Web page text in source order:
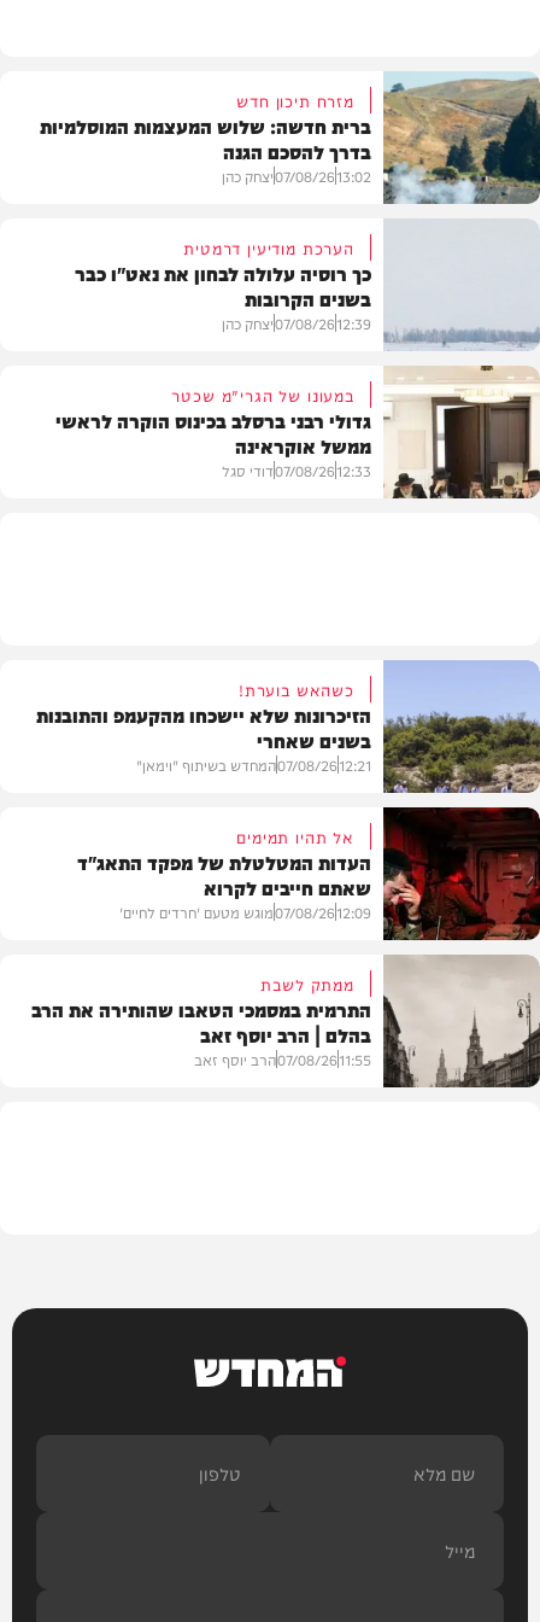
מזרח תיכון חדש
ברית חדשה: שלוש המעצמות המוסלמיות
בדרך להסכם הגנה
13:02
07/08/26יצחק כהן
הערכת מודיעין דרמטית
כך רוסיה עלולה לבחון את נאט"ו כבר
בשנים הקרובות
12:39
07/08/26יצחק כהן
במעונו של הגרי"מ שכטר
גדולי רבני ברסלב בכינוס הוקרה לראשי
ממשל אוקראינה
12:33
07/08/26דודי סגל
וידאו
כשהאש בוערת!
הזיכרונות שלא יישכחו מהקעמפ והתובנות
בשנים שאחרי
12:21
07/08/26המחדש בשיתוף "וימאן"
דעות
אל תהיו תמימים
העדות המטלטלת של מפקד התאג"ד
שאתם חייבים לקרוא
12:09
07/08/26מוגש מטעם 'חרדים לחיים'
ממתק לשבת
התרמית במסמכי הטאבו שהותירה את הרב
בהלם | הרב יוסף זאב
11:55
07/08/26הרב יוסף זאב
המחדש